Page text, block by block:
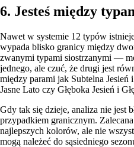
6. Jesteś między
Nawet w systemie 12 typów
wypada blisko granicy między
zwanymi typami siostrzanymi —
jednego, ale czuć, że drugi jest
między parami jak Subtelna Jesień
Jasne Lato czy Głęboka Jesień i
Gdy tak się dzieje, analiza nie jest
przypadkiem granicznym.
najlepszych kolorów, ale nie
mogą należeć do sąsiedniego